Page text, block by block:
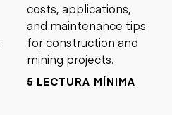
costs, applications,
and maintenance tips
for construction and
mining projects.
5 LECTURA MÍNIMA